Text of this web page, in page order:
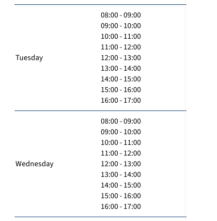
Tuesday
08:00 - 09:00
09:00 - 10:00
10:00 - 11:00
11:00 - 12:00
12:00 - 13:00
13:00 - 14:00
14:00 - 15:00
15:00 - 16:00
16:00 - 17:00
Wednesday
08:00 - 09:00
09:00 - 10:00
10:00 - 11:00
11:00 - 12:00
12:00 - 13:00
13:00 - 14:00
14:00 - 15:00
15:00 - 16:00
16:00 - 17:00